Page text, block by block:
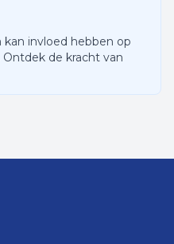
invloed hebben op
de kracht van